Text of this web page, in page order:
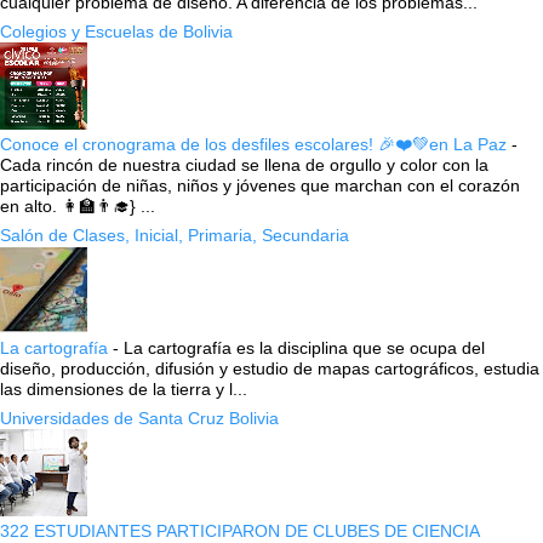
Colegios y Escuelas de Bolivia
Conoce el cronograma de los desfiles escolares! 🎉❤️💚en La Paz -
Cada rincón de nuestra ciudad se llena de orgullo y color con la
participación de niñas, niños y jóvenes que marchan con el corazón
en alto. 👩‍🏫👨‍🎓} ...
Salón de Clases, Inicial, Primaria, Secundaria
La cartografía - La cartografía es la disciplina que se ocupa del
diseño, producción, difusión y estudio de mapas cartográficos, estudia
las dimensiones de la tierra y l...
Universidades de Santa Cruz Bolivia
322 ESTUDIANTES PARTICIPARON DE CLUBES DE CIENCIA